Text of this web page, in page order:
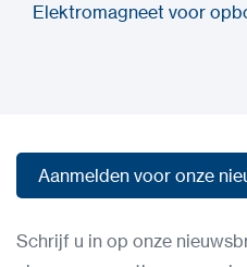
Elektromagneet voor
Aanmelden voor onze
Schrijf u in op onze